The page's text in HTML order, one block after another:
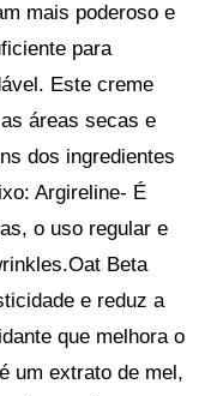
mais poderoso e
para
Este creme
áreas secas e
dos ingredientes
Argireline- É
o uso regular e
Beta
e reduz a
que melhora o
um extrato de mel,